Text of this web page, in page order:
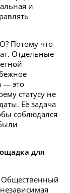
и
Потому что
Отдельные
— это
статусу не
Её задача
соблюдался
для
Общественный